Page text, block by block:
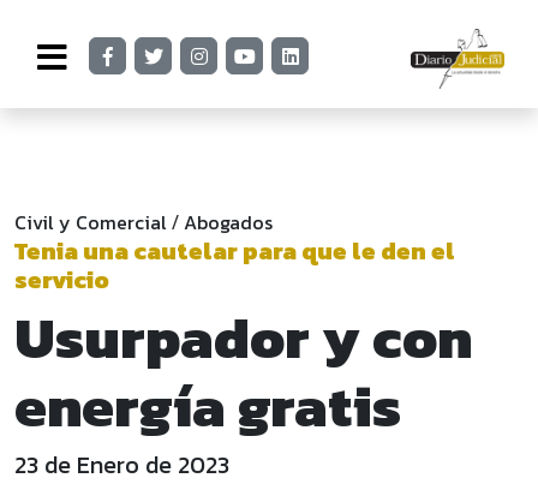
Civil y Comercial/Abogados
Tenia una cautelar para que le den el
servicio
Usurpador y con
energía gratis
23 de Enero de 2023